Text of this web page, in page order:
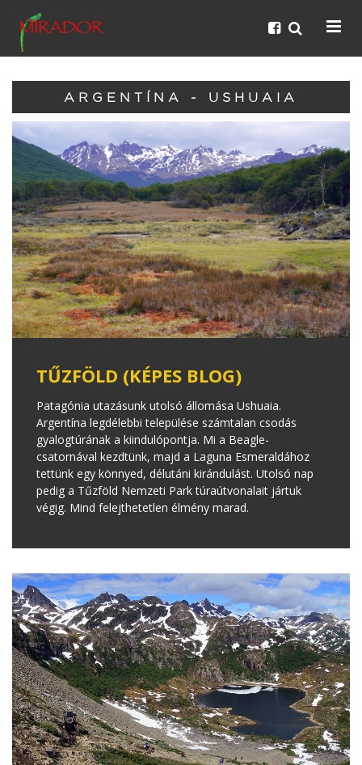
ARGENTÍNA - USHUAIA
TŰZFÖLD (KÉPES BLOG)
Patagónia utazásunk utolsó állomása Ushuaia.
Argentína legdélebbi települése számtalan csodás
gyalogtúrának a kiindulópontja. Mi a Beagle-
csatornával kezdtünk, majd a Laguna Esmeraldához
tettünk egy könnyed, délutáni kirándulást. Utolsó nap
pedig a Tűzföld Nemzeti Park túraútvonalait jártuk
végig. Mind felejthetetlen élmény marad.